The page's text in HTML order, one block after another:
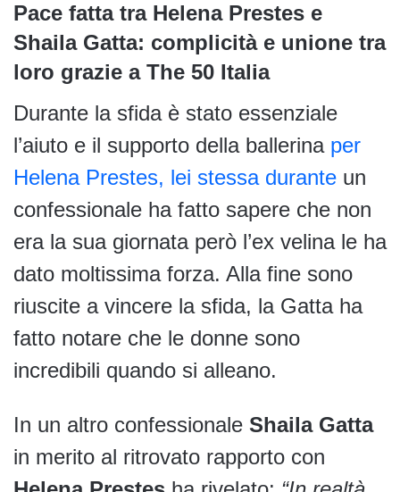
Pace fatta tra Helena Prestes e
Shaila Gatta: complicità e unione tra
loro grazie a The 50 Italia
Durante la sfida è stato essenziale
l’aiuto e il supporto della ballerinaper
Helena Prestes, lei stessa durante un
confessionale ha fatto sapere che non
era la sua giornata però l’ex velina le ha
dato moltissima forza. Alla fine sono
riuscite a vincere la sfida, la Gatta ha
fatto notare che le donne sono
incredibili quando si alleano.
In un altro confessionale Shaila Gatta
in merito al ritrovato rapporto con